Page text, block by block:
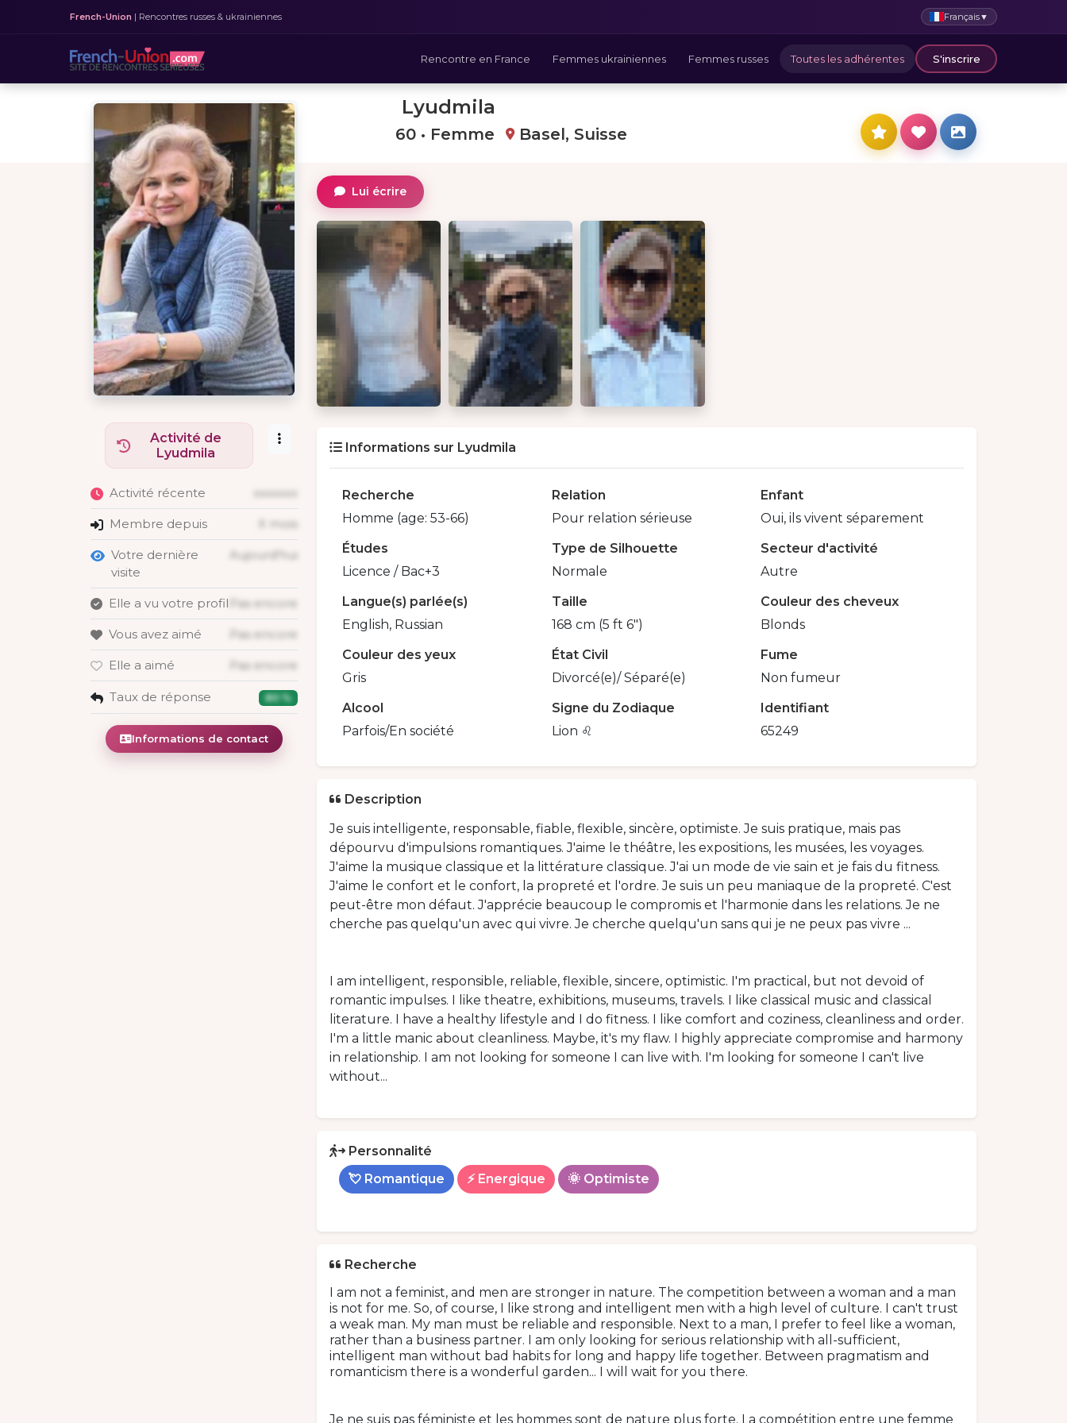
French-Union | Rencontres russes & ukrainiennes Français▼
Rencontre en France Femmes ukrainiennes Femmes russes Toutes les adhérentes S'inscrire
Lyudmila
60 • Femme Basel, Suisse
Activité de
Lyudmila
Activité récente xxxxxxx
Membre depuis X mois
Votre dernière
visite
Aujourd'hui
Elle a vu votre profil Pas encore
Vous avez aimé Pas encore
Elle a aimé Pas encore
Taux de réponse 80 %
Informations de contact
Lui écrire
Informations sur Lyudmila
Recherche
Homme (age: 53-66)
Relation
Pour relation sérieuse
Enfant
Oui, ils vivent séparement
Études
Licence / Bac+3
Type de Silhouette
Normale
Secteur d'activité
Autre
Langue(s) parlée(s)
English, Russian
Taille
168 cm (5 ft 6")
Couleur des cheveux
Blonds
Couleur des yeux
Gris
État Civil
Divorcé(e)/ Séparé(e)
Fume
Non fumeur
Alcool
Parfois/En société
Signe du Zodiaque
Lion ♌️
Identifiant
65249
Description
Je suis intelligente, responsable, fiable, flexible, sincère, optimiste. Je suis pratique, mais pas
dépourvu d'impulsions romantiques. J'aime le théâtre, les expositions, les musées, les voyages.
J'aime la musique classique et la littérature classique. J'ai un mode de vie sain et je fais du fitness.
J'aime le confort et le confort, la propreté et l'ordre. Je suis un peu maniaque de la propreté. C'est
peut-être mon défaut. J'apprécie beaucoup le compromis et l'harmonie dans les relations. Je ne
cherche pas quelqu'un avec qui vivre. Je cherche quelqu'un sans qui je ne peux pas vivre ...
I am intelligent, responsible, reliable, flexible, sincere, optimistic. I'm practical, but not devoid of
romantic impulses. I like theatre, exhibitions, museums, travels. I like classical music and classical
literature. I have a healthy lifestyle and I do fitness. I like comfort and coziness, cleanliness and order.
I'm a little manic about cleanliness. Maybe, it's my flaw. I highly appreciate compromise and harmony
in relationship. I am not looking for someone I can live with. I'm looking for someone I can't live
without...
Personnalité
💘 Romantique
⚡ Energique 🌞 Optimiste
Recherche
I am not a feminist, and men are stronger in nature. The competition between a woman and a man
is not for me. So, of course, I like strong and intelligent men with a high level of culture. I can't trust
a weak man. My man must be reliable and responsible. Next to a man, I prefer to feel like a woman,
rather than a business partner. I am only looking for serious relationship with all-sufficient,
intelligent man without bad habits for long and happy life together. Between pragmatism and
romanticism there is a wonderful garden... I will wait for you there.
Je ne suis pas féministe et les hommes sont de nature plus forte. La compétition entre une femme